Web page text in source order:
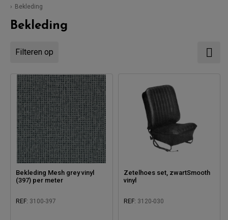
Bekleding
Bekleding
Filteren op
Bekleding Mesh grey vinyl
(397) per meter
REF: 3100-397
Zetelhoes set, zwartSmooth
vinyl
REF: 3120-030